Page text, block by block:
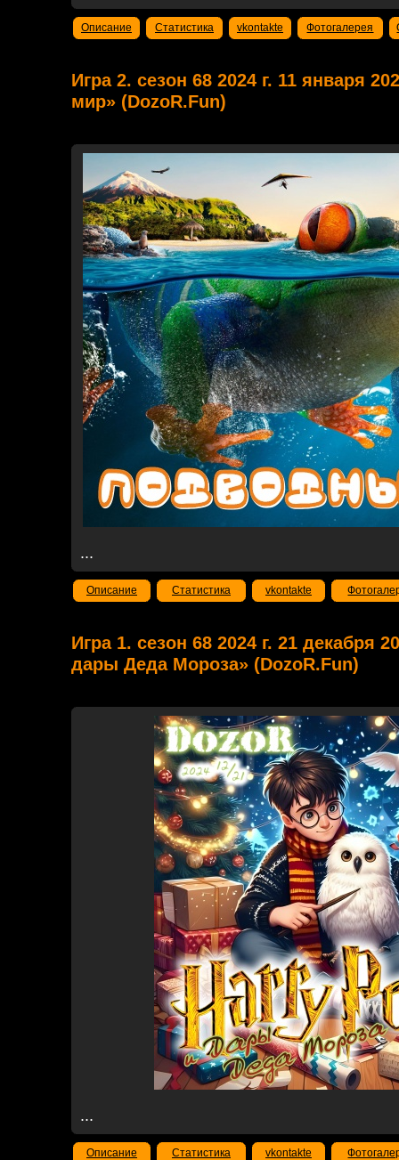
Описание Статистика vkontakte Фотогалерея
Игра 2. сезон 68 2024 г. 11 января
мир» (DozoR.Fun)
...
Описание Статистика vkontakte
Игра 1. сезон 68 2024 г. 21 декабря
дары Деда Мороза» (DozoR.Fun)
...
Описание Статистика vkontakte